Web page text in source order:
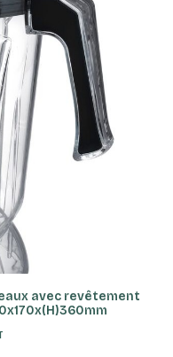
avec revêtement